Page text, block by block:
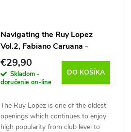
Navigating the Ruy Lopez
Vol.2, Fabiano Caruana -
verzia na stiahnutie (anglicky)
€29,90
Skladom -
doručenie on-line
DO KOŠÍKA
The Ruy Lopez is one of the oldest
openings which continues to enjoy
high popularity from club level to